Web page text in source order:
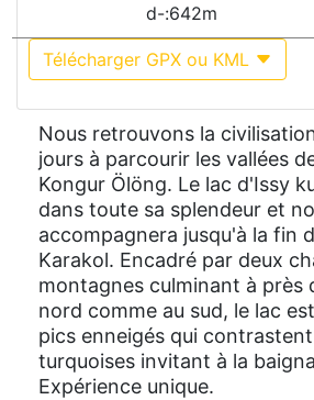
d-:642m
Télécharger GPX ou KML
Nous retrouvons la
jours à parcourir les vallées
Kongur Ölöng. Le lac d'Issy
dans toute sa splendeur et
accompagnera jusqu'à la fin
Karakol. Encadré par deux
montagnes culminant à près
nord comme au sud, le lac
pics enneigés qui
turquoises invitant à la
Expérience unique.